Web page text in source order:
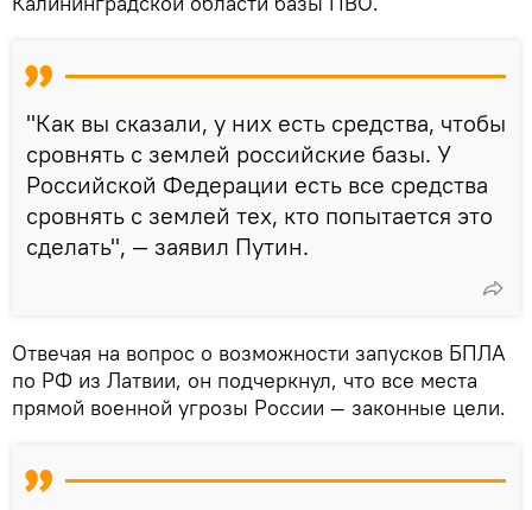
"Как вы сказали, у них есть средства, чтобы
сровнять с землей российские базы. У
Российской Федерации есть все средства
сровнять с землей тех, кто попытается это
сделать", — заявил Путин.
Отвечая на вопрос о возможности запусков БПЛА
по РФ из Латвии, он подчеркнул, что все места
прямой военной угрозы России — законные цели.